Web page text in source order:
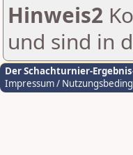
Hinweis2
und sind in
Der Schachturnier-
Impressum /